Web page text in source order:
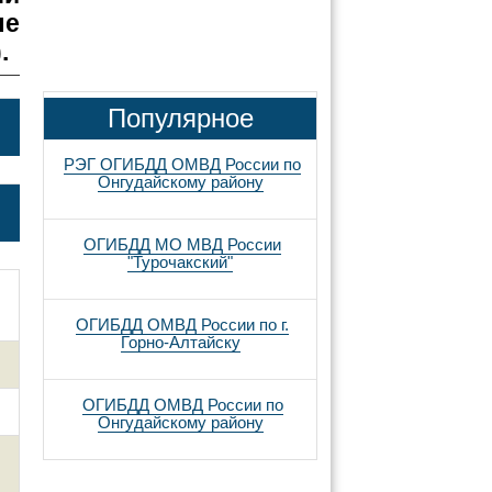
Популярное
РЭГ ОГИБДД ОМВД России по
Онгудайскому району
ОГИБДД МО МВД России
"Турочакский"
ОГИБДД ОМВД России по г.
Горно-Алтайску
ОГИБДД ОМВД России по
Онгудайскому району